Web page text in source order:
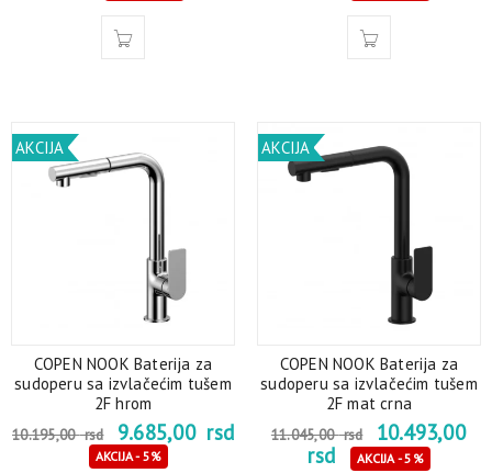
AKCIJA
COPEN NOOK Baterija za
sudoperu sa izvlačećim tušem
2F hrom
10.195,00rsd 9.685,00 rsd
AKCIJA - 5%
AKCIJA
COPEN NOOK Baterija za
sudoperu sa izvlačećim tušem
2F mat crna
11.045,00rsd
10.493,00
rsd
AKCIJA - 5%